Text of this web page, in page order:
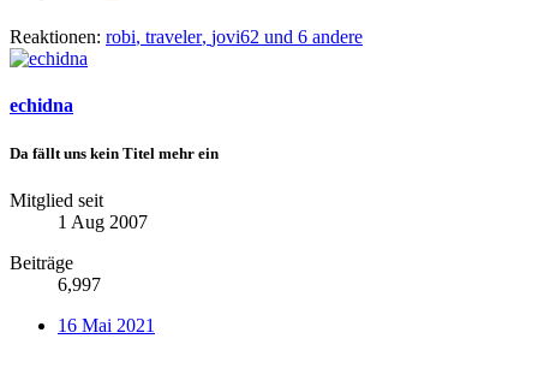
Reaktionen: robi, traveler, jovi62 und 6 andere
echidna
Da fällt uns kein Titel mehr ein
Mitglied seit
1 Aug 2007
Beiträge
6,997
16 Mai 2021